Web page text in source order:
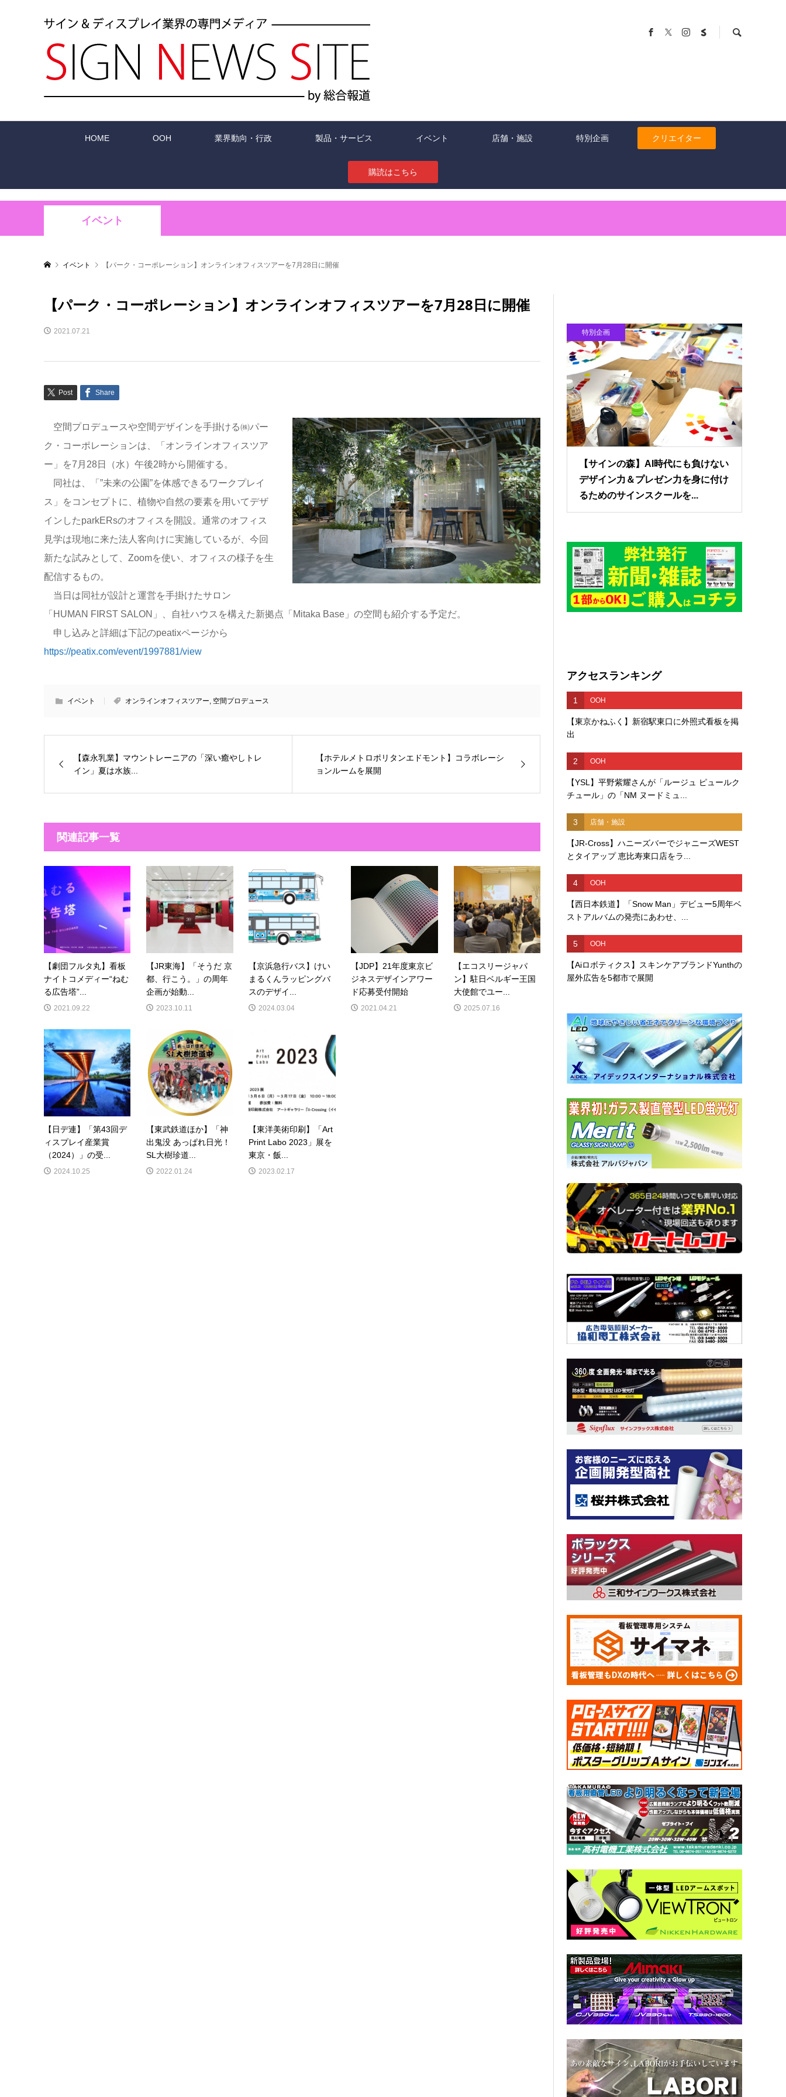
HOME OOH 業界動向・行政 製品・サービス イベント 店舗・施設 特別企画 クリエイター
購読はこちら
イベント
イベント 【パーク・コーポレーション】オンラインオフィスツアーを7月28日に開催
【パーク・コーポレーション】オンラインオフィスツアーを7月28日に開催
2021.07.21
Post Share
空間プロデュースや空間デザインを手掛ける㈱パー
ク・コーポレーションは、「オンラインオフィスツア
ー」を7月28日（水）午後2時から開催する。
同社は、「”未来の公園”を体感できるワークプレイ
ス」をコンセプトに、植物や自然の要素を用いてデザ
インしたparkERsのオフィスを開設。通常のオフィス
見学は現地に来た法人客向けに実施しているが、今回
新たな試みとして、Zoomを使い、オフィスの様子を生
配信するもの。
当日は同社が設計と運営を手掛けたサロン
「HUMAN FIRST SALON」、自社ハウスを構えた新拠点「Mitaka Base」の空間も紹介する予定だ。
申し込みと詳細は下記のpeatixページから
https://peatix.com/event/1997881/view
イベント オンラインオフィスツアー, 空間プロデュース
【森永乳業】マウントレーニアの「深い癒やしトレ
イン」夏は水族...
【ホテルメトロポリタンエドモント】コラボレーシ
ョンルームを展開
関連記事一覧
【劇団フルタ丸】看板
ナイトコメディー“ねむ
る広告塔”...
2021.09.22
【JR東海】「そうだ 京
都、行こう。」の周年
企画が始動...
2023.10.11
【京浜急行バス】けい
まるくんラッピングバ
スのデザイ...
2024.03.04
【JDP】21年度東京ビ
ジネスデザインアワー
ド応募受付開始
2021.04.21
【エコスリージャパ
ン】駐日ベルギー王国
大使館でユー...
2025.07.16
【日デ連】「第43回デ
ィスプレイ産業賞
（2024）」の受...
2024.10.25
【東武鉄道ほか】「神
出鬼没 あっぱれ日光！
SL大樹珍道...
2022.01.24
【東洋美術印刷】「Art
Print Labo 2023」展を
東京・飯...
2023.02.17
特別企画
【サインの森】AI時代にも負けない
デザイン力＆プレゼン力を身に付け
るためのサインスクールを...
アクセスランキング
1 OOH
【東京かねふく】新宿駅東口に外照式看板を掲
出
2 OOH
【YSL】平野紫耀さんが「ルージュ ピュールク
チュール」の「NM ヌードミュ...
3 店舗・施設
【JR-Cross】ハニーズバーでジャニーズWEST
とタイアップ 恵比寿東口店をラ...
4 OOH
【西日本鉄道】「Snow Man」デビュー5周年ベ
ストアルバムの発売にあわせ、...
5 OOH
【Aiロボティクス】スキンケアブランドYunthの
屋外広告を5都市で展開